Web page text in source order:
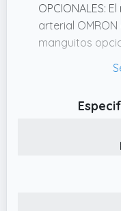
OPCIONALES:
arterial
manguitos
la tensión
protocolos de
Europea de
✔️ FÁCIL DE
garantiza un